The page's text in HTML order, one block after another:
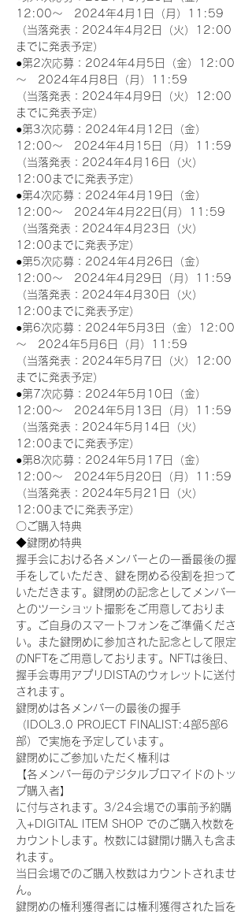
12:00～　2024年4月1日（月）11:59
（当落発表：2024年4月2日（火）12:00
までに発表予定）
●第2次応募：2024年4月5日（金）12:00
～　2024年4月8日（月）11:59
（当落発表：2024年4月9日（火）12:00
までに発表予定）
●第3次応募：2024年4月12日（金）
12:00～　2024年4月15日（月）11:59
（当落発表：2024年4月16日（火）
12:00までに発表予定）
●第4次応募：2024年4月19日（金）
12:00～　2024年4月22日(月）11:59
（当落発表：2024年4月23日（火）
12:00までに発表予定）
●第5次応募：2024年4月26日（金）
12:00～　2024年4月29日（月）11:59
（当落発表：2024年4月30日（火）
12:00までに発表予定）
●第6次応募：2024年5月3日（金）12:00
～　2024年5月6日（月）11:59
（当落発表：2024年5月7日（火）12:00
までに発表予定）
●第7次応募：2024年5月10日（金）
12:00～　2024年5月13日（月）11:59
（当落発表：2024年5月14日（火）
12:00までに発表予定）
●第8次応募：2024年5月17日（金）
12:00～　2024年5月20日（月）11:59
（当落発表：2024年5月21日（火）
12:00までに発表予定）
〇ご購入特典
◆鍵閉め特典
握手会における各メンバーとの一番最後の握
手をしていただき、鍵を閉める役割を担って
いただきます。鍵閉めの記念としてメンバー
とのツーショット撮影をご用意しておりま
す。ご自身のスマートフォンをご準備くださ
い。また鍵閉めに参加された記念として限定
のNFTをご用意しております。NFTは後日、
握手会専用アプリDISTAのウォレットに送付
されます。
鍵閉めは各メンバーの最後の握手
（IDOL3.0 PROJECT FINALIST:4部5部6
部）で実施を予定しています。
鍵閉めにご参加いただく権利は
【各メンバー毎のデジタルブロマイドのトッ
プ購入者】
に付与されます。3/24会場での事前予約購
入+DIGITAL ITEM SHOP でのご購入枚数を
カウントします。枚数には鍵開け購入も含ま
れます。
当日会場でのご購入枚数はカウントされませ
ん。
鍵閉めの権利獲得者には権利獲得された旨を